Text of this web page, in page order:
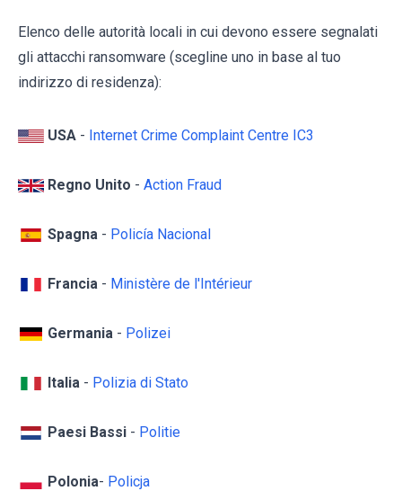
Elenco delle autorità locali in cui devono essere segnalati
gli attacchi ransomware (scegline uno in base al tuo
indirizzo di residenza):
USA - Internet Crime Complaint Centre IC3
Regno Unito - Action Fraud
Spagna - Policía Nacional
Francia - Ministère de l'Intérieur
Germania - Polizei
Italia - Polizia di Stato
Paesi Bassi - Politie
Polonia- Policja